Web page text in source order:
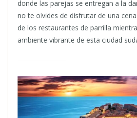
donde las parejas se entregan a la
no te olvides de disfrutar de una
de los restaurantes de parrilla
ambiente vibrante de esta ciudad